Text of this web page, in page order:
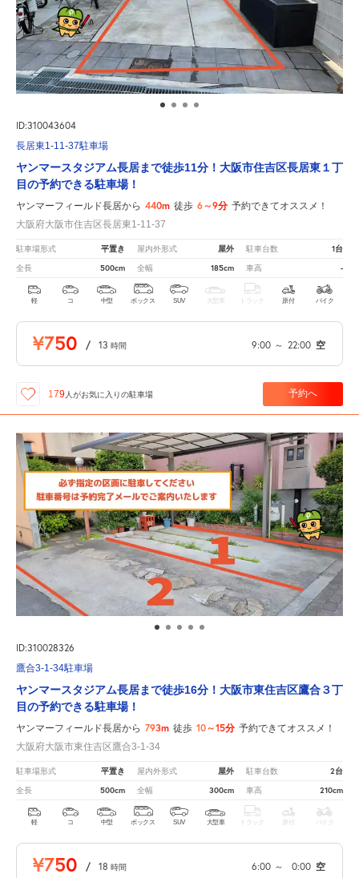
ID:310043604
長居東1-11-37駐車場
ヤンマースタジアム長居まで徒歩11分！大阪市住吉区長居東１丁
目の予約できる駐車場！
ヤンマーフィールド長居から 440m 徒歩 6～9分 予約できてオススメ！
大阪府大阪市住吉区長居東1-11-37
駐車場形式 平置き 屋内外形式 屋外 駐車台数 1台
全長 500cm 全幅 185cm 車高 -
軽 コ 中型 ボックス SUV 大型車 トラック 原付 バイク
¥750 / 13 時間 9:00 ～ 22:00 空
179 人がお気に入りの駐車場 予約へ
ID:310028326
鷹合3-1-34駐車場
ヤンマースタジアム長居まで徒歩16分！大阪市東住吉区鷹合３丁
目の予約できる駐車場！
ヤンマーフィールド長居から 793m 徒歩 10～15分 予約できてオススメ！
大阪府大阪市東住吉区鷹合3-1-34
駐車場形式 平置き 屋内外形式 屋外 駐車台数 2台
全長 500cm 全幅 300cm 車高 210cm
軽 コ 中型 ボックス SUV 大型車 トラック 原付 バイク
¥750 / 18 時間 6:00 ～ 0:00 空